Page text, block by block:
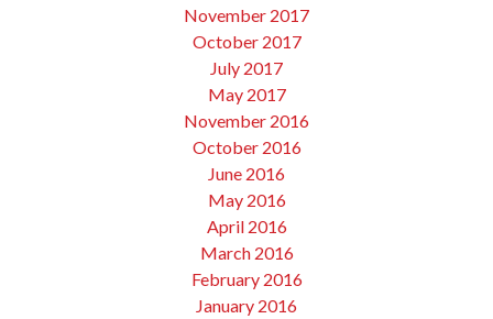
November 2017
October 2017
July 2017
May 2017
November 2016
October 2016
June 2016
May 2016
April 2016
March 2016
February 2016
January 2016